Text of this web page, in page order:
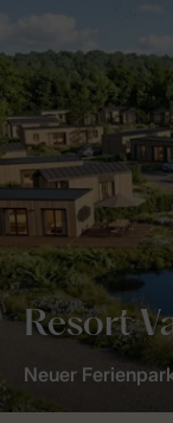
Resort
Neuer